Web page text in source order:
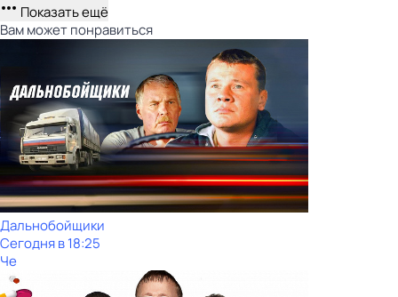
Показать ещё
Вам может понравиться
Дальнобойщики
Сегодня в 18:25
Че